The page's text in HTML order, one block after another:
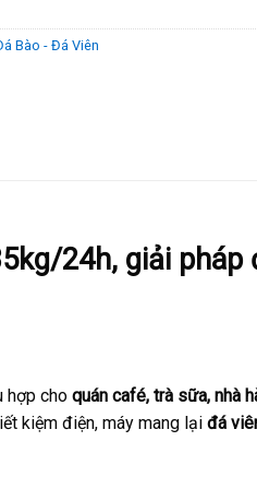
Bào - Đá Viên
24h, giải pháp
hợp cho quán café, trà sữa, nhà
kiệm điện, máy mang lại đá